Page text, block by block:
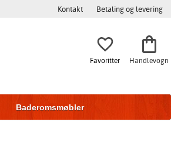
Kontakt Betaling og levering
Favoritter Handlevogn
Baderomsmøbler